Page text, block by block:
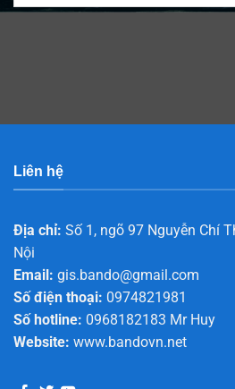
Liên hệ
Địa chỉ: Số 1, ngõ 97 Nguyễn Chí
Nội
Email: gis.bando@gmail.com
Số điện thoại: 0974821981
Số hotline: 0968182183 Mr Huy
Website: www.bandovn.net